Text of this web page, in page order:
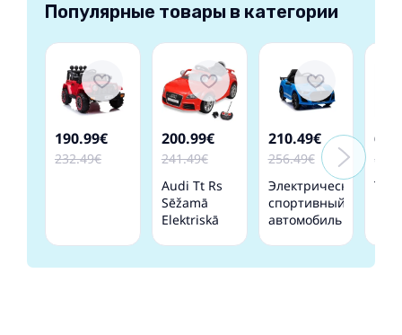
Популярные товары в категории
190.99€
232.49€
200.99€
241.49€
Audi Tt Rs
Sēžamā
Elektriskā
Tālvadības
210.49€
256.49€
Электрический
спортивный
автомобиль
Mustang